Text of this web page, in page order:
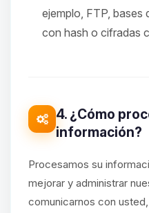
ejemplo, FTP, bases
con hash o cifradas
4. ¿Cómo
información?
Procesamos su
mejorar y administrar
comunicarnos con